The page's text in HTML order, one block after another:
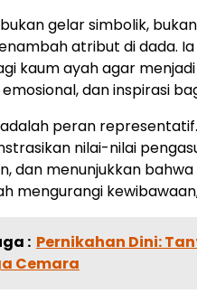
gelar simbolik,
atribut di dada.
kaum ayah agar
dan inspirasi
peran
nilai-nilai
dan menunjukkan
mengurangi
: Pernikahan Dini:
Cemara